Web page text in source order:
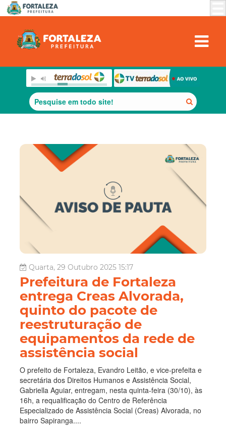
Quarta, 29 Outubro 2025 15:17
Prefeitura de Fortaleza
entrega Creas Alvorada,
quinto do pacote de
reestruturação de
equipamentos da rede de
assistência social
O prefeito de Fortaleza, Evandro Leitão, e vice-prefeita e
secretária dos Direitos Humanos e Assistência Social,
Gabriella Aguiar, entregam, nesta quinta-feira (30/10), às
16h, a requalificação do Centro de Referência
Especializado de Assistência Social (Creas) Alvorada, no
bairro Sapiranga....